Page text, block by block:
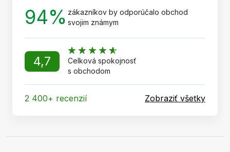
94% zákazníkov by odporúčalo obchod
svojim známym
4,7
Celková spokojnosť
s obchodom
2 400+ recenzií Zobraziť všetky